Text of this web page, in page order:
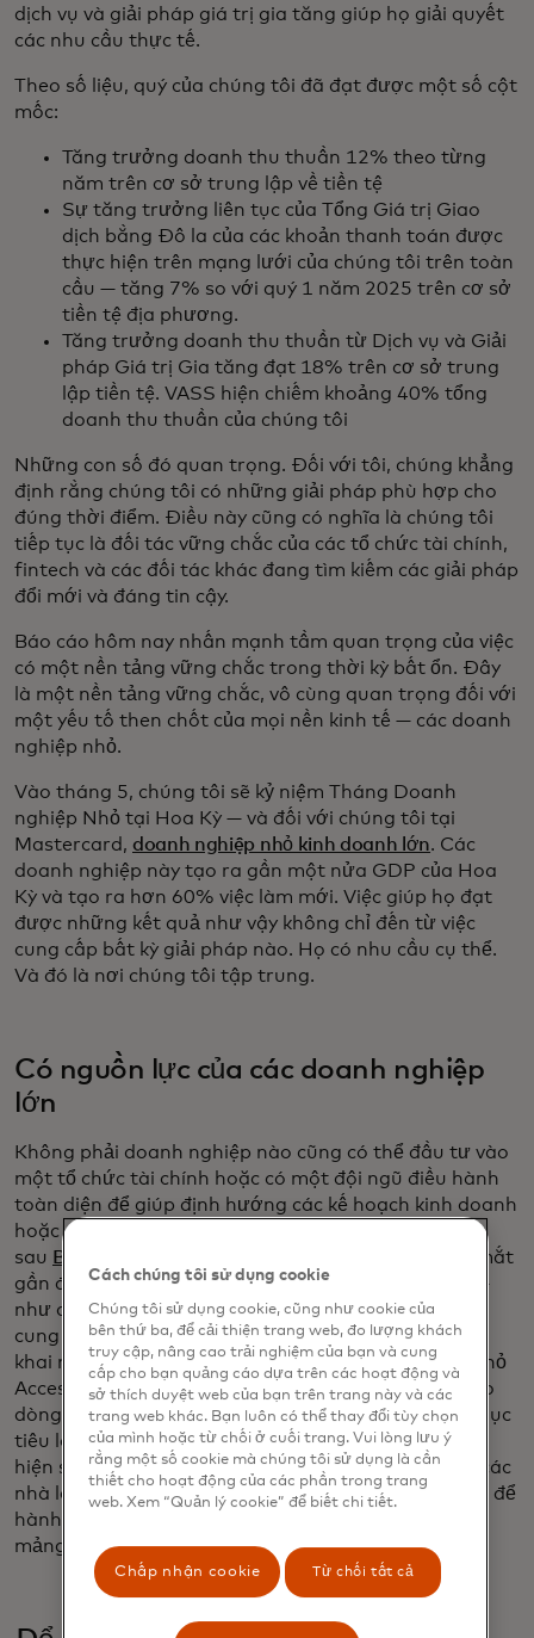
dịch vụ và giải pháp giá trị gia tăng giúp họ giải quyết
các nhu cầu thực tế.
Theo số liệu, quý của chúng tôi đã đạt được một số cột
mốc:
Tăng trưởng doanh thu thuần 12% theo từng
năm trên cơ sở trung lập về tiền tệ
Sự tăng trưởng liên tục của Tổng Giá trị Giao
dịch bằng Đô la của các khoản thanh toán được
thực hiện trên mạng lưới của chúng tôi trên toàn
cầu — tăng 7% so với quý 1 năm 2025 trên cơ sở
tiền tệ địa phương.
Tăng trưởng doanh thu thuần từ Dịch vụ và Giải
pháp Giá trị Gia tăng đạt 18% trên cơ sở trung
lập tiền tệ. VASS hiện chiếm khoảng 40% tổng
doanh thu thuần của chúng tôi
Những con số đó quan trọng. Đối với tôi, chúng khẳng
định rằng chúng tôi có những giải pháp phù hợp cho
đúng thời điểm. Điều này cũng có nghĩa là chúng tôi
tiếp tục là đối tác vững chắc của các tổ chức tài chính,
fintech và các đối tác khác đang tìm kiếm các giải pháp
đổi mới và đáng tin cậy.
Báo cáo hôm nay nhấn mạnh tầm quan trọng của việc
có một nền tảng vững chắc trong thời kỳ bất ổn. Đây
là một nền tảng vững chắc, vô cùng quan trọng đối với
một yếu tố then chốt của mọi nền kinh tế — các doanh
nghiệp nhỏ.
Vào tháng 5, chúng tôi sẽ kỷ niệm Tháng Doanh
nghiệp Nhỏ tại Hoa Kỳ — và đối với chúng tôi tại
Mastercard, doanh nghiệp nhỏ kinh doanh lớn. Các
doanh nghiệp này tạo ra gần một nửa GDP của Hoa
Kỳ và tạo ra hơn 60% việc làm mới. Việc giúp họ đạt
được những kết quả như vậy không chỉ đến từ việc
cung cấp bất kỳ giải pháp nào. Họ có nhu cầu cụ thể.
Và đó là nơi chúng tôi tập trung.
Có nguồn lực của các doanh nghiệp
lớn
Không phải doanh nghiệp nào cũng có thể đầu tư vào
một tổ chức tài chính hoặc có một đội ngũ điều hành
toàn diện để giúp định hướng các kế hoạch kinh doanh
hoặc các quyết định chiến lược. Đó là ý tưởng đằng
sau Bộ điều hành cấp cao ảo
mà Mastercard đã ra mắt
gần đây. Làm việc với các đối tác mà họ đã tin cậy —
như các tổ chức tài chính, nền tảng kế toán và nhà
cung cấp phần mềm của họ — chúng tôi đang triển
khai một bộ khả năng mới giúp các doanh nghiệp nhỏ
Access nhanh chóng vào những công cụ như dự báo
dòng tiền và thông tin chuyên sâu về thanh toán. Mục
tiêu là giúp họ liên tục giám sát các tín hiệu để phát
hiện sớm các rủi ro và cơ hội mới nổi, mang lại cho các
nhà lãnh đạo nhiều thời gian và nhiều lựa chọn hơn để
hành động. Bạn sẽ thấy điều này mở rộng sang các
mảng kinh doanh khác của họ.
Cách chúng tôi sử dụng cookie
Chúng tôi sử dụng cookie, cũng như cookie của
bên thứ ba, để cải thiện trang web, đo lượng khách
truy cập, nâng cao trải nghiệm của bạn và cung
cấp cho bạn quảng cáo dựa trên các hoạt động và
sở thích duyệt web của bạn trên trang này và các
trang web khác. Bạn luôn có thể thay đổi tùy chọn
của mình hoặc từ chối ở cuối trang. Vui lòng lưu ý
rằng một số cookie mà chúng tôi sử dụng là cần
thiết cho hoạt động của các phần trong trang
web. Xem “Quản lý cookie” để biết chi tiết.
Chấp nhận cookie Từ chối tất cả